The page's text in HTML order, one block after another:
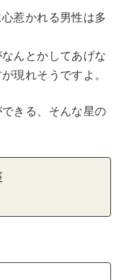
惹かれる男性は多
んとかしてあげな
現れそうですよ。
きる、そんな星の